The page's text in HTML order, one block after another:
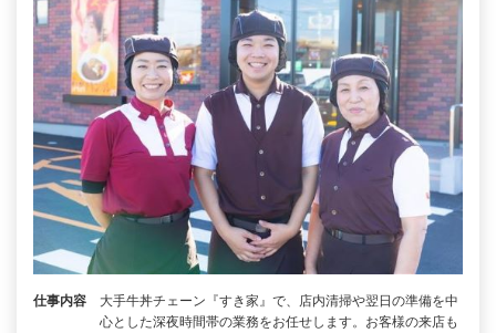
仕事内容
大手牛丼チェーン『すき家』で、店内清掃や翌日の準備を中
心とした深夜時間帯の業務をお任せします。お客様の来店も